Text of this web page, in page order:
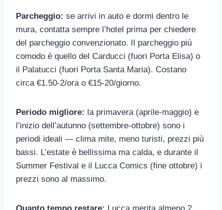
Parcheggio: se arrivi in auto e dormi dentro le
mura, contatta sempre l’hotel prima per chiedere
del parcheggio convenzionato. Il parcheggio più
comodo è quello del Carducci (fuori Porta Elisa) o
il Palatucci (fuori Porta Santa Maria). Costano
circa €1.50-2/ora o €15-20/giorno.
Periodo migliore: la primavera (aprile-maggio) e
l’inizio dell’autunno (settembre-ottobre) sono i
periodi ideali — clima mite, meno turisti, prezzi più
bassi. L’estate è bellissima ma calda, e durante il
Summer Festival e il Lucca Comics (fine ottobre) i
prezzi sono al massimo.